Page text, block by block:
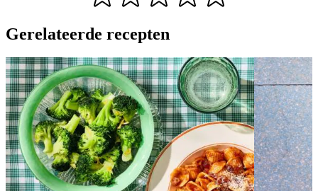
Gerelateerde recepten